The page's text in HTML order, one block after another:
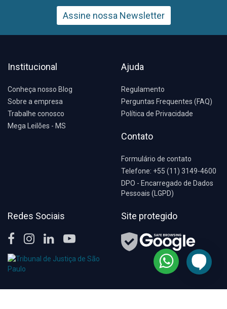
Assine nossa Newsletter
Institucional
Conheça nosso Blog
Sobre a empresa
Trabalhe conosco
Mega Leilões - MS
Ajuda
Regulamento
Perguntas Frequentes (FAQ)
Política de Privacidade
Contato
Formulário de contato
Telefone: +55 (11) 3149-4600
DPO - Encarregado de Dados
Pessoais (LGPD)
Redes Sociais Site protegido